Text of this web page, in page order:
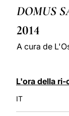
DOMUS
2014
A cura de
L'ora della ri-
IT